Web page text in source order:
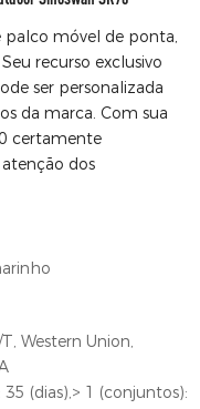
palco móvel de ponta,
recurso exclusivo
ser personalizada
da marca. Com sua
certamente
dos
Western Union,
(dias),> 1 (conjuntos):